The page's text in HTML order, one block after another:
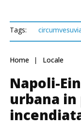
Tags:
Home Locale
Napoli-
urbana